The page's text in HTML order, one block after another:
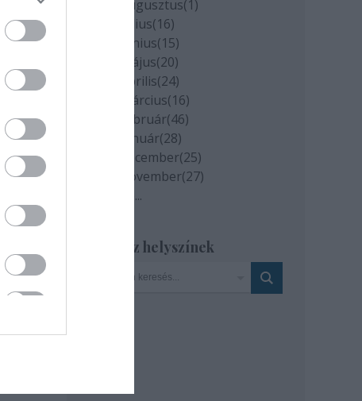
2020 augusztus(1)
2020 július(16)
2020 június(15)
2020 május(20)
2020 április(24)
2020 március(16)
2020 február(46)
2020 január(28)
2019 december(25)
2019 november(27)
...
Szinház helyszínek